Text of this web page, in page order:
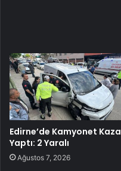
Edirne’de Kamyonet Kaza
Yaptı: 2 Yaralı
Ağustos 7, 2026